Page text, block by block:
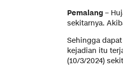
Pemalang –
sekitarnya.
Sehingga
kejadian itu
(10/3/2024)